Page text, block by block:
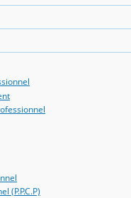
(P.P.C.P)